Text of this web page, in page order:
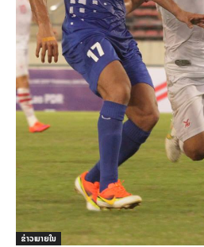
ຂ່າວພາຍ​ໃນ